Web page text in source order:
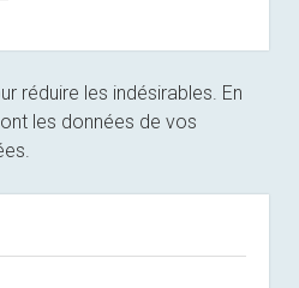
réduire les indésirables. En
les données de vos
.